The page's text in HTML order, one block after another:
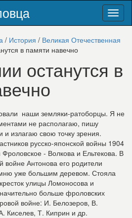
/ История / Великая Отечественная
в памяти навечно
останутся в
наши земляки-ратоборцы. Я не
не располагаю, пишу
и излагаю свою точку зрения.
русско-японской войны 1904
- Волкова и Ельтекова. В
войне Антонова его родители
уже большим деревом. Стояла
улицы Ломоносова и
больше фроловских
войне: И. Белозеров, В.
Киселев, Т. Киприн и др.